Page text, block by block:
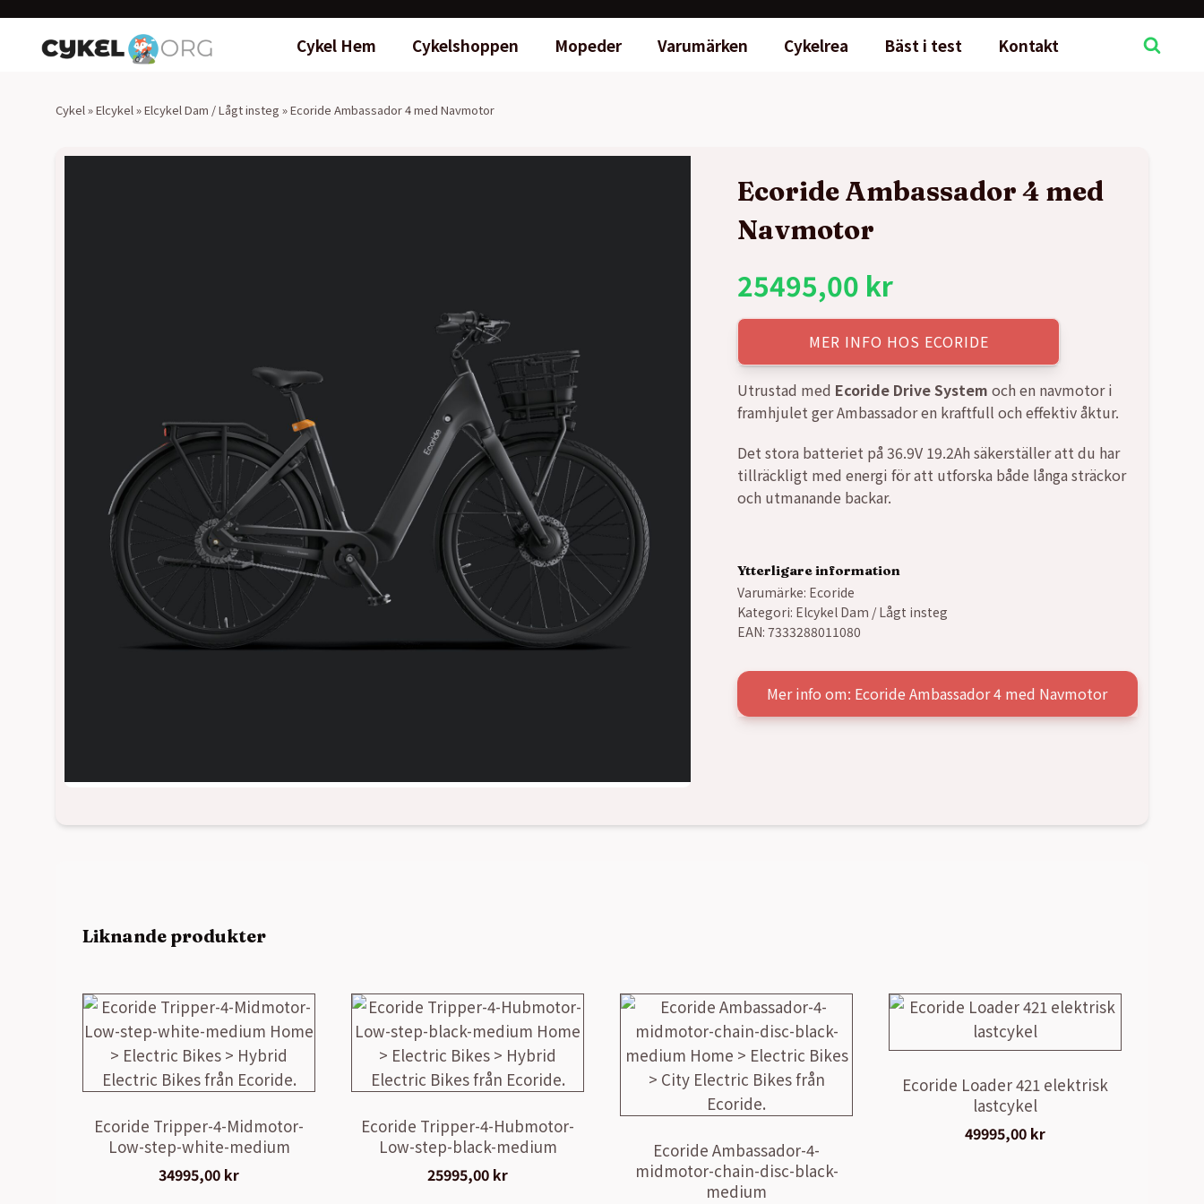
Cykel Hem Cykelshoppen Mopeder Varumärken Cykelrea Bäst i test Kontakt
Cykel »Elcykel »Elcykel Dam / Lågt insteg »Ecoride Ambassador 4 med Navmotor
Ecoride Ambassador 4 med
Navmotor
25495,00 kr
MER INFO HOS ECORIDE
Utrustad med Ecoride Drive System och en navmotor i
framhjulet ger Ambassador en kraftfull och effektiv åktur.
Det stora batteriet på 36.9V 19.2Ah säkerställer att du har
tillräckligt med energi för att utforska både långa sträckor
och utmanande backar.
Ytterligare information
Varumärke: Ecoride
Kategori: Elcykel Dam / Lågt insteg
EAN:7333288011080
Mer info om: Ecoride Ambassador 4 med Navmotor
Liknande produkter
Ecoride Tripper-4-Midmotor-
Low-step-white-medium
34995,00 kr
Ecoride Tripper-4-Hubmotor-
Low-step-black-medium
25995,00 kr
Ecoride Ambassador-4-
midmotor-chain-disc-black-
medium
Ecoride Loader 421 elektrisk
lastcykel
49995,00 kr